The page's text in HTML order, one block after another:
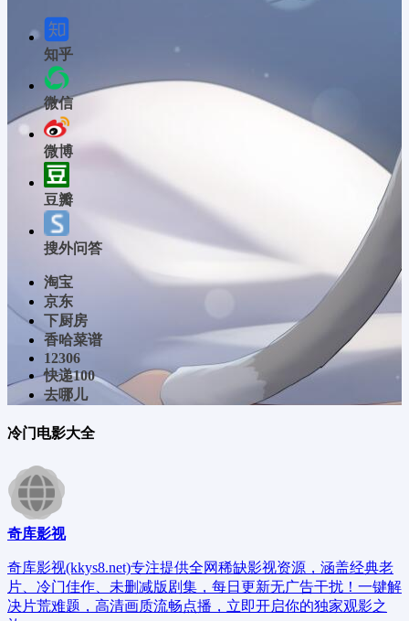
知乎
微信
微博
豆瓣
搜外问答
淘宝
京东
下厨房
香哈菜谱
12306
快递100
去哪儿
冷门电影大全
奇库影视
奇库影视(kkys8.net)专注提供全网稀缺影视资源，涵盖经典老
片、冷门佳作、未删减版剧集，每日更新无广告干扰！一键解
决片荒难题，高清画质流畅点播，立即开启你的独家观影之